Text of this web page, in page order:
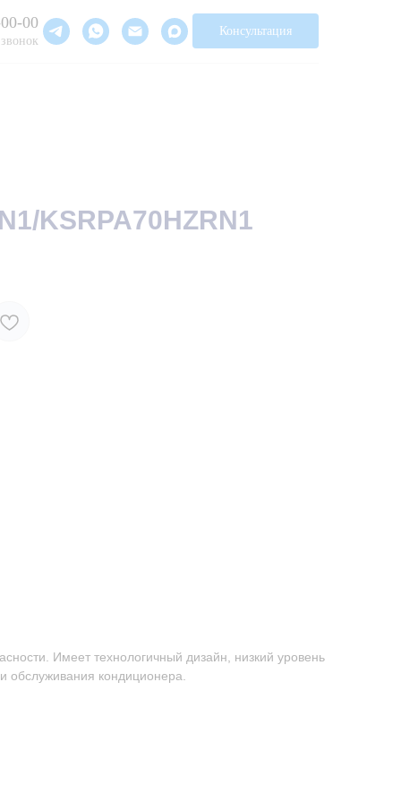
00
звонок
Консультация
KSRPA70HZRN1
Имеет технологичный дизайн, низкий уровень
обслуживания кондиционера.